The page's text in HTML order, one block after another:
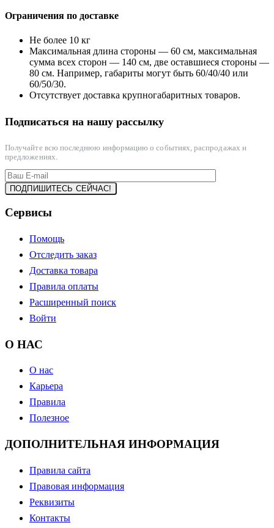
Ограничения по доставке
Не более 10 кг
Максимальная длина стороны — 60 см, максимальная
сумма всех сторон — 140 см, две оставшиеся стороны —
80 см. Например, габариты могут быть 60/40/40 или
60/50/30.
Отсутствует доставка крупногабаритных товаров.
Подписаться на нашу рассылку
Получайте всю последнюю информацию о событиях, распродажах и
предложениях.
Сервисы
Помощь
Отследить заказ
Доставка товара
Правила оплаты
Расширенный поиск
Войти
О НАС
О нас
Карьера
Правила
Полезное
ДОПОЛНИТЕЛЬНАЯ ИНФОРМАЦИЯ
Правила сайта
Правовая информация
Реквизиты
Контакты